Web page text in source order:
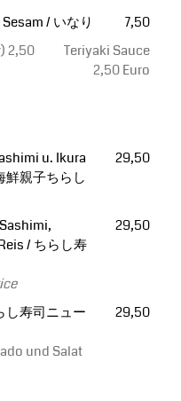
/ いなり
7,50
2,50
Teriyaki Sauce
2,50 Euro
u. Ikura
親子ちらし
29,50
/ ちらし寿
29,50
し寿司ニュー
und Salat
29,50